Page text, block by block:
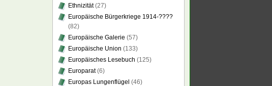
Ethnizität(27)
Europäische Bürgerkriege 1914-????
(82)
Europäische Galerie (57)
Europäische Union (133)
Europäisches Lesebuch (125)
Europarat(6)
Europas Lungenflügel (46)